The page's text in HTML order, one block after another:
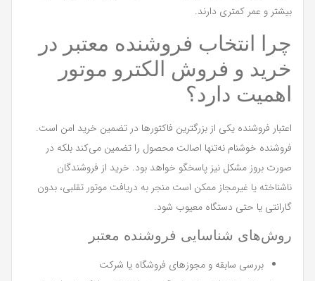
بیشتر و عمر کمتری دارند.
چرا انتخاب فروشنده معتبر در
خرید و فروش الکترو موتور
اهمیت دارد؟
اعتبار فروشنده یکی از بزرگترین فاکتورها در تضمین خرید امن است.
فروشنده خوشنام نه‌تنها اصالت محصول را تضمین می‌کند بلکه در
صورت بروز مشکل نیز پاسخگو خواهد بود. خرید از فروشندگان
ناشناخته یا غیرمجاز ممکن است منجر به دریافت موتور تقلبی، بدون
گارانتی یا حتی دستگاه معیوب شود.
روش‌های شناسایی فروشنده معتبر
بررسی سابقه و مجوزهای فروشگاه یا شرکت